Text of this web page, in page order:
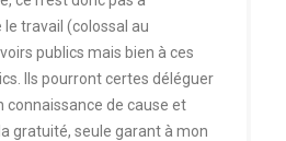
le travail (colossal au
publics mais bien à ces
Ils pourront certes déléguer
connaissance de cause et
gratuité, seule garant à mon